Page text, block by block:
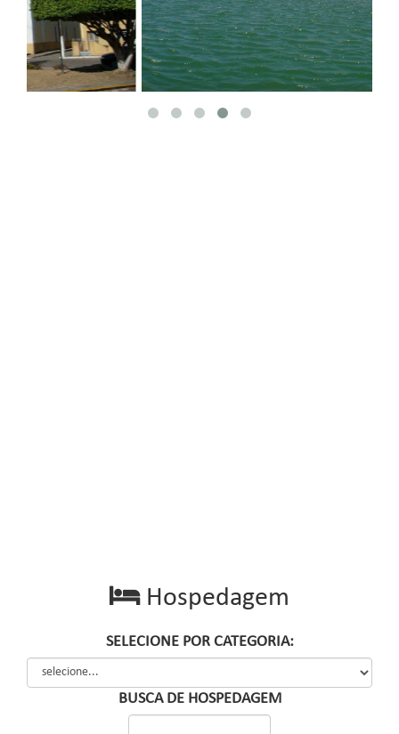
Hospedagem
SELECIONE POR CATEGORIA:
BUSCA DE HOSPEDAGEM